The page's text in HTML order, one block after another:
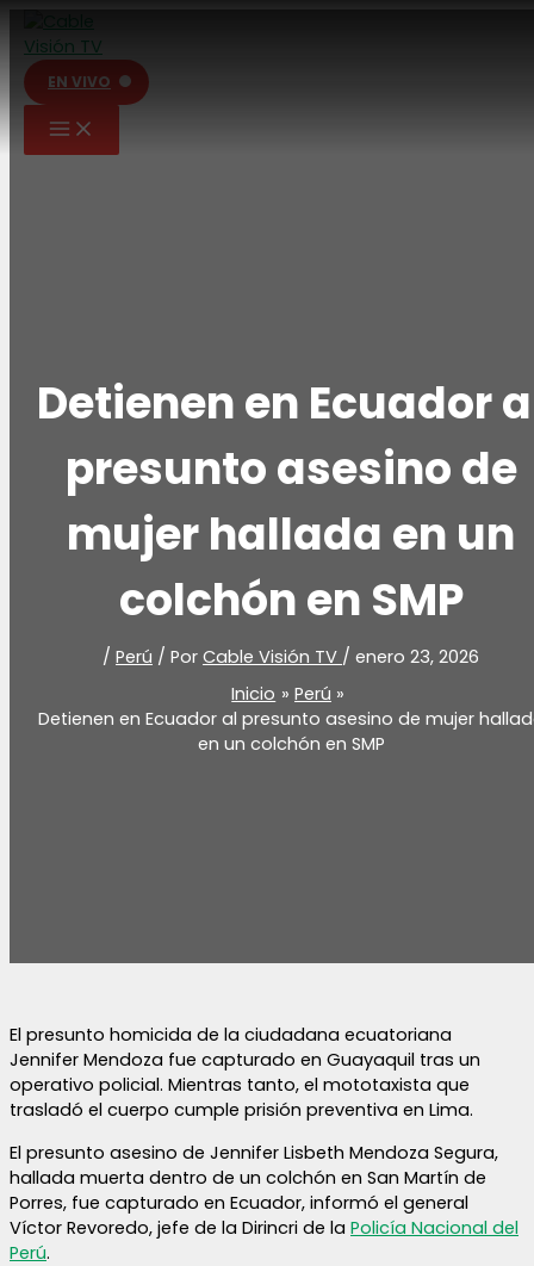
contenido
EN VIVO
Detienen en Ecuador
presunto asesino de
mujer hallada en un
colchón en SMP
/ Perú / Por Cable Visión TV / enero 23, 2026
Inicio
Perú
Detienen en Ecuador al presunto asesino de mujer
en un colchón en SMP
El presunto homicida de la ciudadana ecuatoriana
Jennifer Mendoza fue capturado en Guayaquil tras un
operativo policial. Mientras tanto, el mototaxista que
trasladó el cuerpo cumple prisión preventiva en Lima.
El presunto asesino de Jennifer Lisbeth Mendoza Segura,
hallada muerta dentro de un colchón en San Martín de
Porres, fue capturado en Ecuador, informó el general
Víctor Revoredo, jefe de la Dirincri de la Policía Nacional del
Perú.